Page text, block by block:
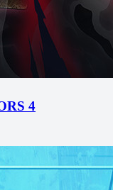
4